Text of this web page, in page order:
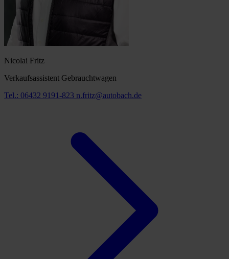
Nicolai Fritz
Verkaufsassistent Gebrauchtwagen
Tel.: 06432 9191-823 n.fritz@autobach.de